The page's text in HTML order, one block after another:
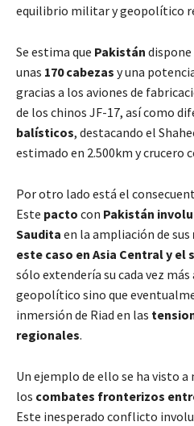
equilibrio militar y geopolítico
Se estima que Pakistán dispone
unas 170 cabezas y una
gracias a los aviones de
de los chinos JF-17, así como
balísticos, destacando el
estimado en 2.500km y crucero
Por otro lado está el
Este pacto con Pakistán
Saudita en la ampliación de sus
este caso en Asia Central y el
sólo extendería su cada vez
geopolítico sino que
inmersión de Riad en las
regionales.
Un ejemplo de ello se ha visto a
los combates fronterizos
Este inesperado conflicto